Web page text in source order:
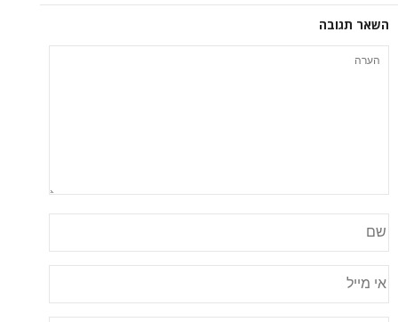
השאר תגובה